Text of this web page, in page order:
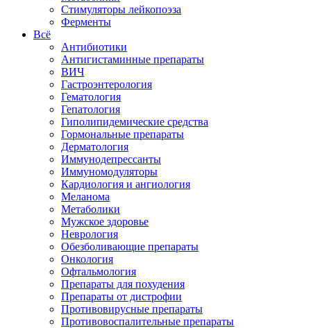
Стимуляторы лейкопоэза
Ферменты
Всё
Антибиотики
Антигистаминные препараты
ВИЧ
Гастроэнтерология
Гематология
Гепатология
Гиполипидемические средства
Гормональные препараты
Дерматология
Иммунодепрессанты
Иммуномодуляторы
Кардиология и ангиология
Меланома
Метаболики
Мужское здоровье
Неврология
Обезболивающие препараты
Онкология
Офтальмология
Препараты для похудения
Препараты от дистрофии
Противовирусные препараты
Противовоспалительные препараты